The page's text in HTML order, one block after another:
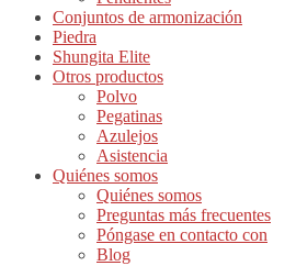
Conjuntos de armonización
Piedra
Shungita Elite
Otros productos
Polvo
Pegatinas
Azulejos
Asistencia
Quiénes somos
Quiénes somos
Preguntas más frecuentes
Póngase en contacto con
Blog